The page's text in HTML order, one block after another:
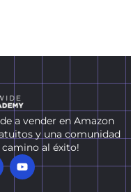
a vender en Amazon
y una comunidad
camino al éxito!